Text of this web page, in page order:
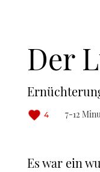
Der
4 7-12
Es war ein